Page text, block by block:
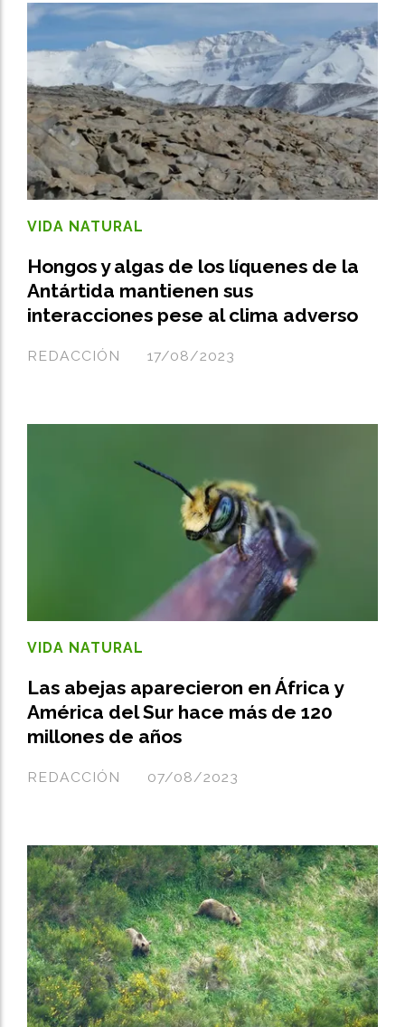
Hongos y algas de los líquenes de la
Antártida mantienen sus
interacciones pese al clima adverso
REDACCIÓN
VIDA NATURAL
17/08/2023
Las abejas aparecieron en África y
América del Sur hace más de 120
millones de años
REDACCIÓN
VIDA NATURAL
07/08/2023